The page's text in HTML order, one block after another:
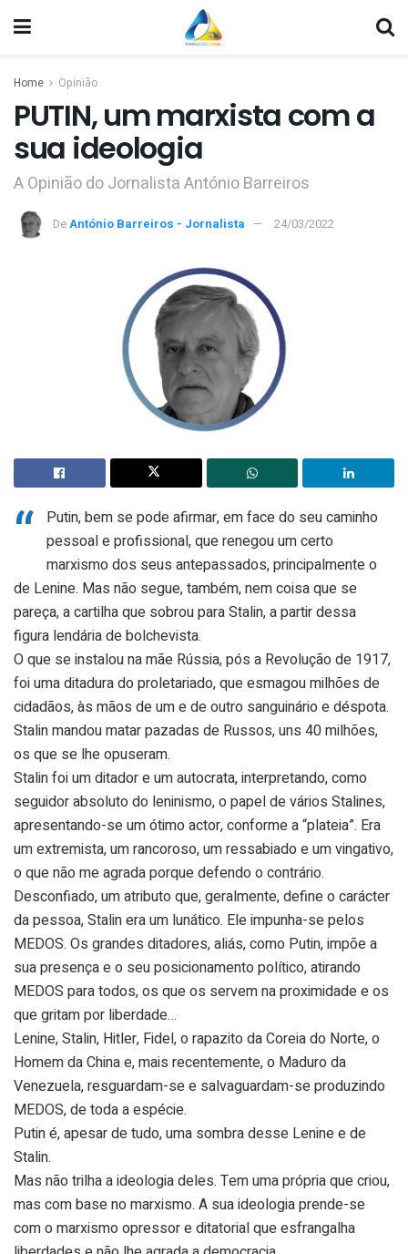
Home Opinião
PUTIN, um marxista com a
sua ideologia
A Opinião do Jornalista António Barreiros
DeAntónio Barreiros - Jornalista 24/03/2022
“
Putin, bem se pode afirmar, em face do seu caminho
pessoal e profissional, que renegou um certo
marxismo dos seus antepassados, principalmente o
de Lenine. Mas não segue, também, nem coisa que se
pareça, a cartilha que sobrou para Stalin, a partir dessa
figura lendária de bolchevista.
O que se instalou na mãe Rússia, pós a Revolução de 1917,
foi uma ditadura do proletariado, que esmagou milhões de
cidadãos, às mãos de um e de outro sanguinário e déspota.
Stalin mandou matar pazadas de Russos, uns 40 milhões,
os que se lhe opuseram.
Stalin foi um ditador e um autocrata, interpretando, como
seguidor absoluto do leninismo, o papel de vários Stalines,
apresentando-se um ótimo actor, conforme a “plateia”. Era
um extremista, um rancoroso, um ressabiado e um vingativo,
o que não me agrada porque defendo o contrário.
Desconfiado, um atributo que, geralmente, define o carácter
da pessoa, Stalin era um lunático. Ele impunha-se pelos
MEDOS. Os grandes ditadores, aliás, como Putin, impõe a
sua presença e o seu posicionamento político, atirando
MEDOS para todos, os que os servem na proximidade e os
que gritam por liberdade…
Lenine, Stalin, Hitler, Fidel, o rapazito da Coreia do Norte, o
Homem da China e, mais recentemente, o Maduro da
Venezuela, resguardam-se e salvaguardam-se produzindo
MEDOS, de toda a espécie.
Putin é, apesar de tudo, uma sombra desse Lenine e de
Stalin.
Mas não trilha a ideologia deles. Tem uma própria que criou,
mas com base no marxismo. A sua ideologia prende-se
com o marxismo opressor e ditatorial que esfrangalha